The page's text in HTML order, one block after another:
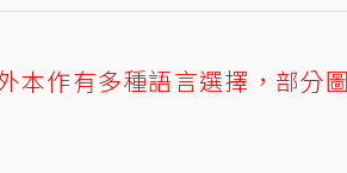
本作有多種語言選擇，部分